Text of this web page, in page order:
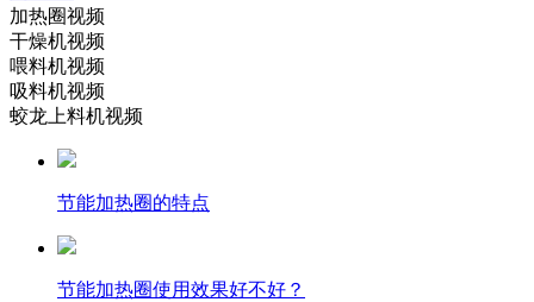
加热圈视频
干燥机视频
喂料机视频
吸料机视频
蛟龙上料机视频
节能加热圈的特点
节能加热圈使用效果好不好？